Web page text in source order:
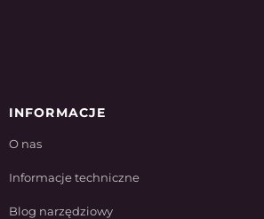
INFORMACJE
O nas
Informacje techniczne
Blog narzędziowy